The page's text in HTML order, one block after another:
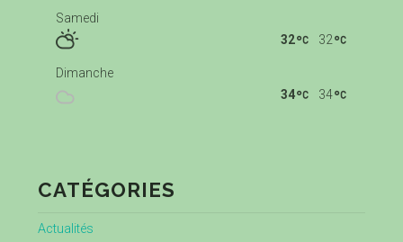
Samedi
32
32
Dimanche
34
34
CATÉGORIES
Actualités